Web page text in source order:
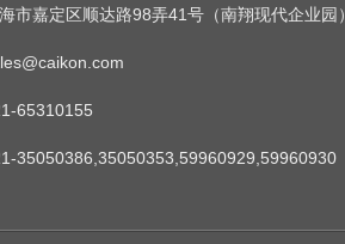
市嘉定区顺达路98弄41号（南翔现代企业园
65310155
35050386,35050353,59960929,59960930